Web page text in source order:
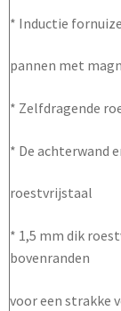
* Inductie
pannen met
* Zelfdragende
* De achterwand
roestvrijstaal
* 1,5 mm dik
bovenranden
voor een strakke